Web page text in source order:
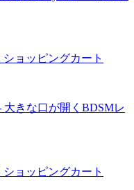
ショッピングカート
ショッピングカート